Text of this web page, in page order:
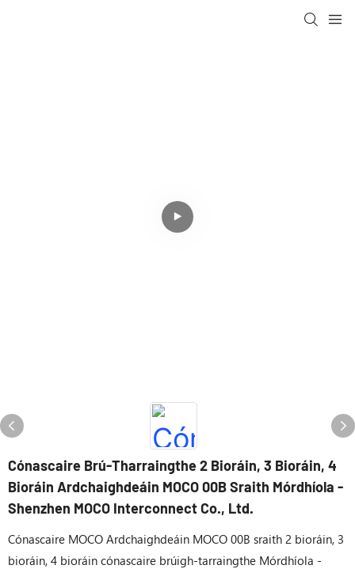
Cónascaire Brú-Tharraingthe 2 Bioráin, 3 Bioráin, 4
Bioráin Ardchaighdeáin MOCO 00B Sraith Mórdhíola -
Shenzhen MOCO Interconnect Co., Ltd.
Cónascaire MOCO Ardchaighdeáin MOCO 00B sraith 2 bioráin, 3
bioráin, 4 bioráin cónascaire brúigh-tarraingthe Mórdhíola -